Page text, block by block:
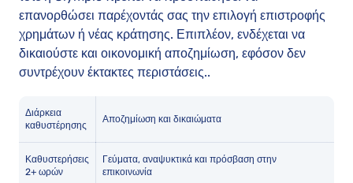
επανορθώσει παρέχοντάς σας την επιλογή επιστροφής
χρημάτων ή νέας κράτησης. Επιπλέον, ενδέχεται να
δικαιούστε και οικονομική αποζημίωση, εφόσον δεν
συντρέχουν έκτακτες περιστάσεις..
Διάρκεια
καθυστέρησης
Αποζημίωση και δικαιώματα
Καθυστερήσεις
2+ ωρών
Γεύματα, αναψυκτικά και πρόσβαση στην
επικοινωνία